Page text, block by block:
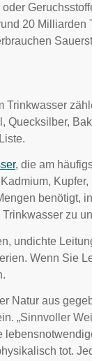
20
Trinkwasser
Quecksilber,
, die am
benötigt,
zu
undichte
Wenn Sie
Natur aus
„Sinnvoller
tot.